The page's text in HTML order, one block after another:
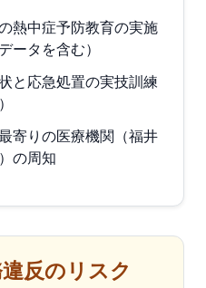
熱中症予防教育の実施
ータを含む）
と応急処置の実技訓練
寄りの医療機関（福井
の周知
反のリスク